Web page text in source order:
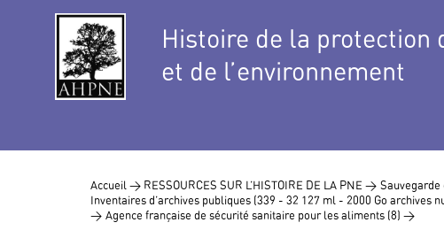
Histoire de la protection
et de l’environnement
Accueil > RESSOURCES SUR L’HISTOIRE DE LA PNE >
Inventaires d’archives publiques (339 - 32 127 ml - 2000 Go archives
> Agence française de sécurité sanitaire pour les aliments (8) >